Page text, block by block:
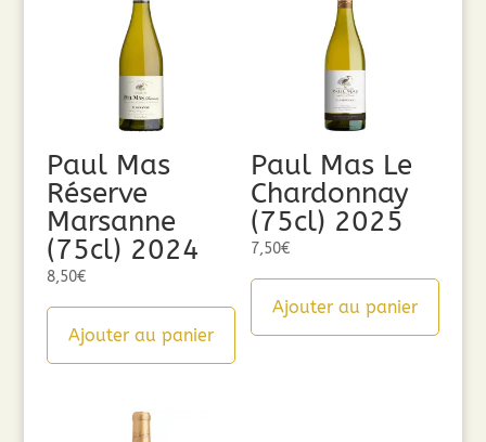
Paul Mas
Réserve
Marsanne
(75cl) 2024
8,50€
Ajouter au panier
Paul Mas Le
Chardonnay
(75cl) 2025
7,50€
Ajouter au panier